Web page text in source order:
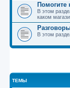
Помогите
В этом
каком
В этом
ТЕМЫ